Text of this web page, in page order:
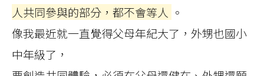
人共同參與的部分，都不會等人 。
像我最近就一直覺得父母年紀大了，外甥也國小
中年級了，